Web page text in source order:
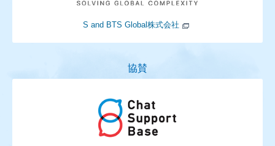
S and BTS Global株式会社
協賛